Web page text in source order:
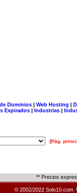
Dominios| Web Hosting |
Expirados | Industrias |
[Pág.
** Precios
© 2002/2022 Solo10.com